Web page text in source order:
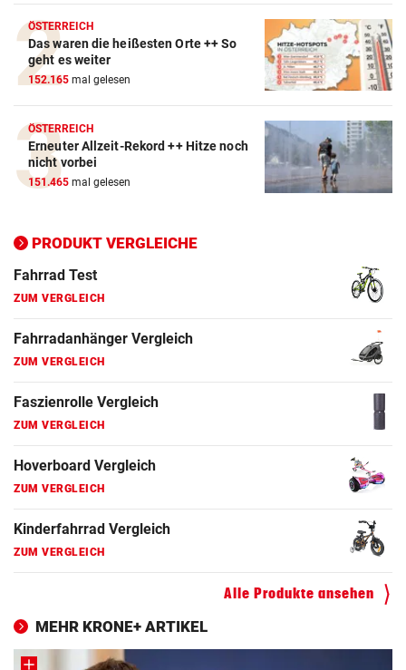
ÖSTERREICH
Das waren die heißesten Orte ++ So
geht es weiter
152.165 mal gelesen
ÖSTERREICH
Erneuter Allzeit-Rekord ++ Hitze noch
nicht vorbei
151.465 mal gelesen
PRODUKT VERGLEICHE
Action-Cam Vergleich
ZUM VERGLEICH
ZUM VERGLEICH
ZUM VERGLEICH
ZUM VERGLEICH
ZUM VERGLEICH
Fahrradanhänger Vergleich
ZUM VERGLEICH
Alle Produkte ansehen
MEHR KRONE+ ARTIKEL